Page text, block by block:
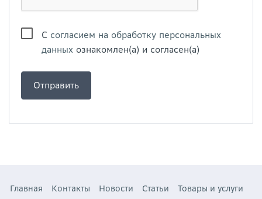
С согласием на обработку персональных
данных ознакомлен(а) и согласен(а)
Главная Контакты Новости Статьи Товары и услуги